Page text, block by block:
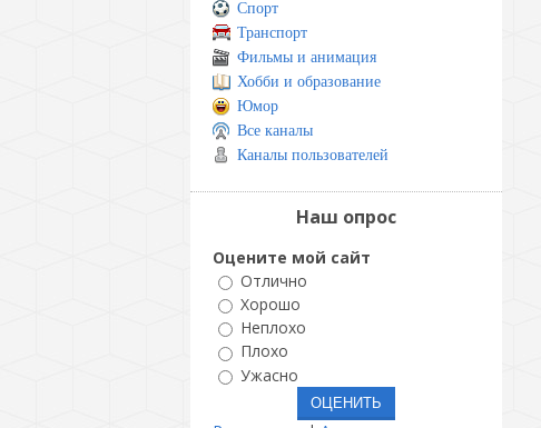
Спорт
Транспорт
Фильмы и анимация
Хобби и образование
Юмор
Все каналы
Каналы пользователей
Наш опрос
Оцените мой сайт
Отлично
Хорошо
Неплохо
Плохо
Ужасно